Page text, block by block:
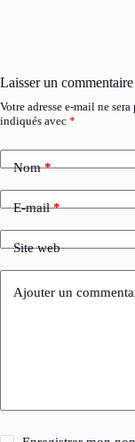
Laisser un commentaire
Votre adresse e-mail ne
indiqués avec *
Nom*
E-mail*
Site web
Ajouter un